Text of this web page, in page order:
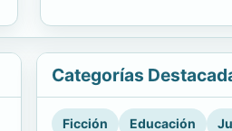
Categorías
Ficción Educación